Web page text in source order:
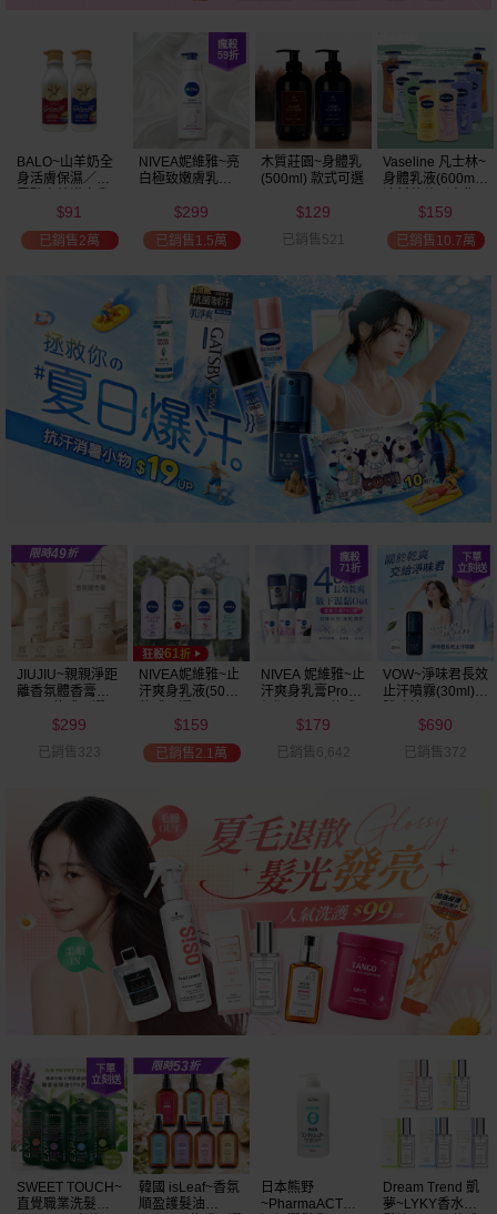
BALO~山羊奶全
身活膚保濕／玻
液(550ml) 款式可
選
$91
已銷售2萬
NIVEA妮維雅~亮
白極致嫩膚乳液
$299
已銷售1.5萬
木質莊園~身體乳
(500ml) 款式可選
$129
已銷售521
Vaseline 凡士林~
身體乳液(600ml)
保濕鎖水／全方
位保濕鎖水／可
可油／薰衣草／
+E 款式可選
$159
已銷售10.7萬
JIUJIU~親親淨距
離香氛體香膏
$299
已銷售323
NIVEA妮維雅~止
汗爽身乳液(50ml)
$159
已銷售2.1萬
NIVEA 妮維雅~止
汗爽身乳膏Pro升
$179
已銷售6,642
VOW~淨味君長效
止汗噴霧(30ml)
$690
已銷售372
SWEET TOUCH~
直覺職業洗髮精
韓國 isLeaf~香氛
順盈護髮油
日本熊野
~PharmaACT無
Dream Trend 凱
夢~LYKY香水護